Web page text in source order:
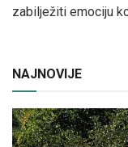
zabilježiti emociju
NAJNOVIJE